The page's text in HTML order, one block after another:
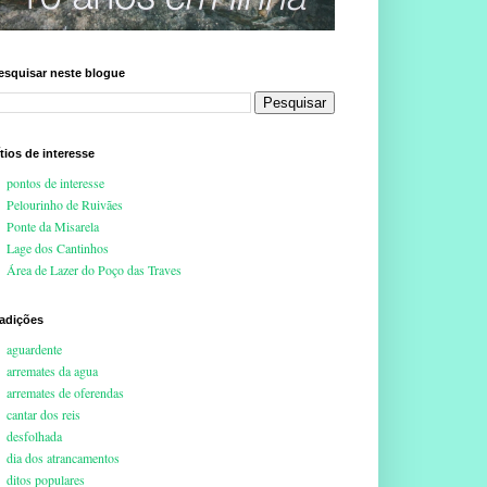
neste blogue
de interesse
pontos de interesse
Pelourinho de Ruivães
Ponte da Misarela
Lage dos Cantinhos
Área de Lazer do Poço das Traves
aguardente
arremates da agua
arremates de oferendas
cantar dos reis
desfolhada
dia dos atrancamentos
ditos populares